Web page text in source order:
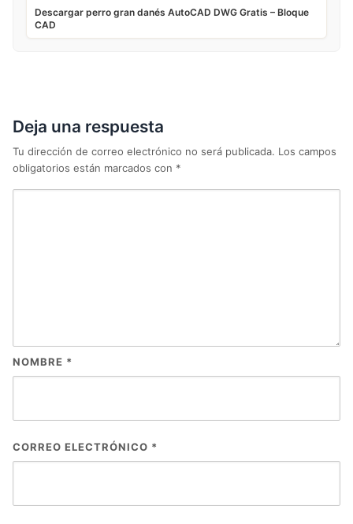
Descargar perro gran danés AutoCAD DWG Gratis – Bloque
CAD
Deja una respuesta
Tu dirección de correo electrónico no será publicada. Los campos
obligatorios están marcados con *
NOMBRE *
CORREO ELECTRÓNICO *